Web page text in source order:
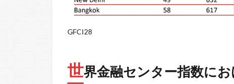
GFCI28
世界金融センター指数に